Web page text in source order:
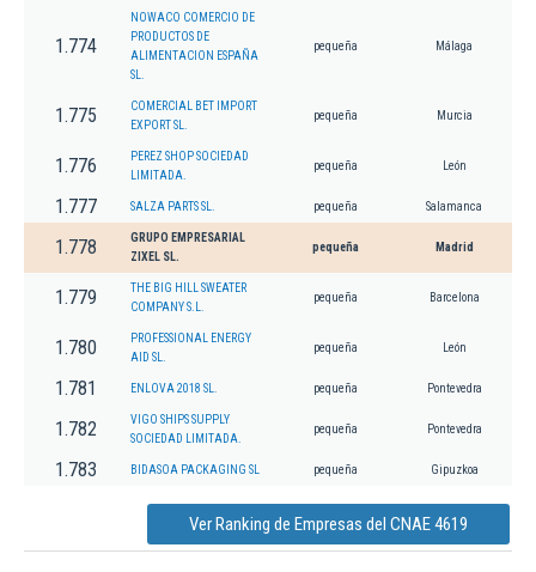
1.774
NOWACO COMERCIO DE
PRODUCTOS DE
ALIMENTACION ESPAÑA
SL.
pequeña Málaga
1.775
COMERCIAL BET IMPORT
EXPORT SL.
pequeña Murcia
1.776
PEREZ SHOP SOCIEDAD
LIMITADA.
pequeña León
1.777 SALZA PARTS SL. pequeña Salamanca
1.778
GRUPO EMPRESARIAL
ZIXEL SL.
pequeña Madrid
1.779
THE BIG HILL SWEATER
COMPANY S.L.
pequeña Barcelona
1.780
PROFESSIONAL ENERGY
AID SL.
pequeña León
1.781 ENLOVA 2018 SL. pequeña Pontevedra
1.782
VIGO SHIPS SUPPLY
SOCIEDAD LIMITADA.
pequeña Pontevedra
1.783 BIDASOA PACKAGING SL pequeña Gipuzkoa
Ver Ranking de Empresas del CNAE 4619